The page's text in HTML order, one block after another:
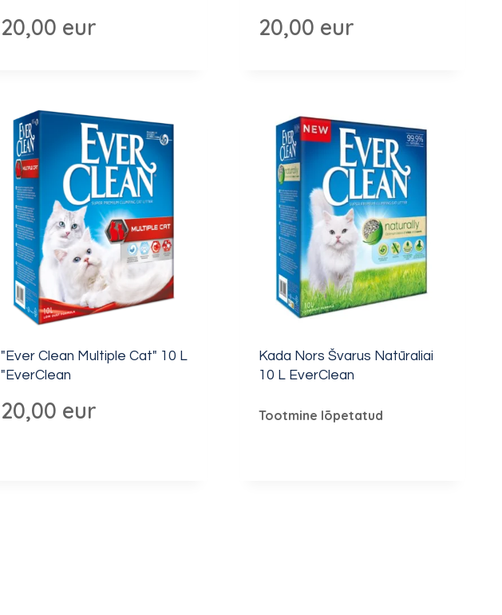
20,00 eur 20,00 eur
"Ever Clean Multiple Cat" 10 L
"EverClean
20,00 eur
Kada Nors Švarus Natūraliai
10 L EverClean
Tootmine lõpetatud